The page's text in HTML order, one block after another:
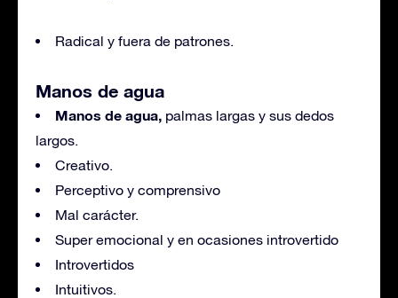
Radical y fuera de patrones.
Manos de agua
Manos de agua, palmas largas y sus dedos
largos.
Creativo.
Perceptivo y comprensivo
Mal carácter.
Super emocional y en ocasiones introvertido
Introvertidos
Intuitivos.